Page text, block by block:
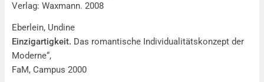
Verlag: Waxmann. 2008
Eberlein, Undine
Einzigartigkeit. Das romantische Individualitätskonzept der
Moderne“,
FaM, Campus 2000